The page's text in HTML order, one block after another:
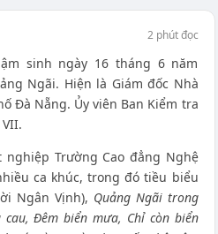
2 phút đọc
sinh ngày 16 tháng 6 năm
Ngãi. Hiện là Giám đốc Nhà
Đà Nẵng. Ủy viên Ban Kiểm tra
Trường Cao đẳng Nghệ
ca khúc, trong đó tiều biểu
Ngân Vịnh), Quảng Ngãi trong
cau, Đêm biển mưa, Chỉ còn biển